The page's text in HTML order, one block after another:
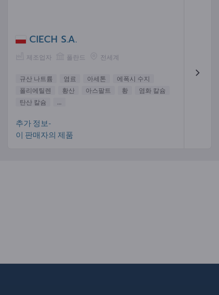
CIECH S.A.
제조업자 폴란드 전세계
규산 나트륨 염료 아세톤
에폭시 수지
폴리에틸렌
황산 아스팔트 황
염화 칼슘
탄산 칼슘
...
추가 정보-
이 판매자의 제품